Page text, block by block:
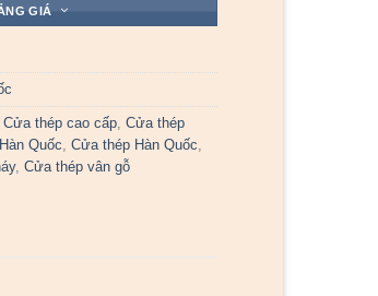
GIÁ
,Cửa thép cao cấp ,Cửa thép
Quốc ,Cửa thép Hàn Quốc
,Cửa thép vân gỗ